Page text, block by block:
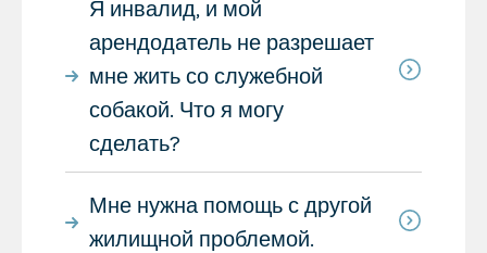
Я инвалид, и мой
арендодатель не разрешает
мне жить со служебной
собакой. Что я могу
сделать?
Мне нужна помощь с другой
жилищной проблемой.